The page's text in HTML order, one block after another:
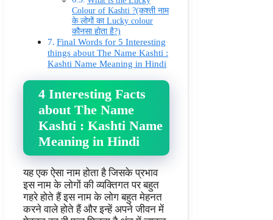
Colour of Kashti ?(कश्ती नाम
के लोगों का Lucky colour
कौनसा होता है?)
Final Words for 5 Interesting
things about The Name Kashti :
Kashti Name Meaning in Hindi
4 Interesting Facts
about The Name
Kashti : Kashti Name
Meaning in Hindi
यह एक ऐसा नाम होता है जिसके प्रभाव
इस नाम के लोगों की व्यक्तिगत पर बहुत
गहरे होते हैं इस नाम के लोग बहुत मेहनत
करने वाले होते हैं और इन्हें अपने जीवन में